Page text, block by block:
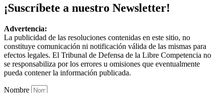
¡Suscríbete a nuestro Newsletter!
Advertencia:
La publicidad de las resoluciones contenidas en este sitio, no
constituye comunicación ni notificación válida de las mismas para
efectos legales. El Tribunal de Defensa de la Libre Competencia no
se responsabiliza por los errores u omisiones que eventualmente
pueda contener la información publicada.
Nombre